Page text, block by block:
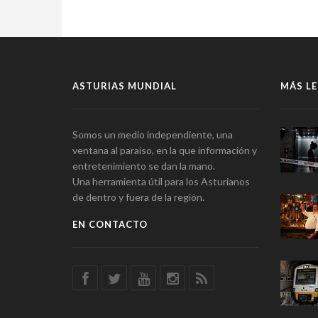
ASTURIAS MUNDIAL
Somos un medio independiente, una
ventana al paraíso, en la que información y
entretenimiento se dan la mano.
Una herramienta útil para los Asturianos
de dentro y fuera de la región.
EN CONTACTO
MÁS